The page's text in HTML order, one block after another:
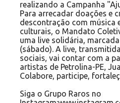
realizando a Campanha
Para arrecadar doações e
descontração com música
culturais, o Mandato
uma live solidária,
(sábado). A live,
sociais, vai contar com a
artistas de Petrolina-PE,
Colabore, participe,
Siga o Grupo Raros no